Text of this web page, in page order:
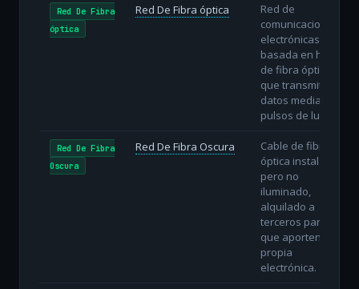
Red De Fibra
óptica
Red De Fibra óptica
Red de
comunicaciones
electrónicas
basada en hilos
de fibra óptica
que transmiten
datos mediante
pulsos de luz.
Red De Fibra
Oscura
Red De Fibra Oscura
Cable de fibra
óptica instalado
pero no
iluminado,
alquilado a
terceros para
que aporten su
propia
electrónica.